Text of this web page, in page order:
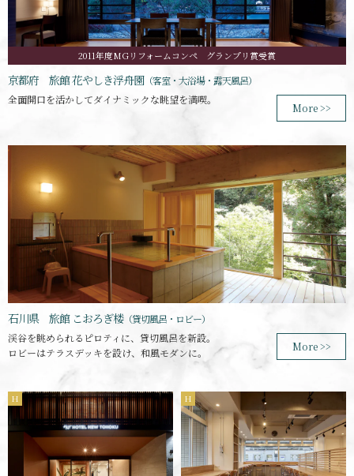
2011年度MGリフォームコンペ グランプリ賞受賞
京都府 旅館 花やしき浮舟園（客室・大浴場・露天風呂）
全面開口を活かしてダイナミックな眺望を満喫。
More >>
石川県 旅館 こおろぎ楼（貸切風呂・ロビー）
渓谷を眺められるピロティに、貸切風呂を新設。
ロビーはテラスデッキを設け、和風モダンに。
More >>
H H